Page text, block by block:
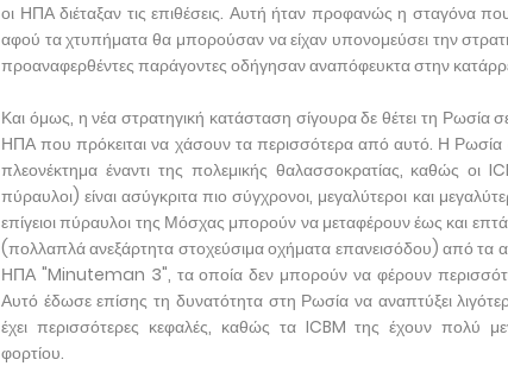
οι ΗΠΑ διέταξαν τις επιθέσεις. Αυτή ήταν προφανώς η σταγόνα
αφού τα χτυπήματα θα μπορούσαν να είχαν υπονομεύσει την
προαναφερθέντες παράγοντες οδήγησαν αναπόφευκτα στην
Και όμως, η νέα στρατηγική κατάσταση σίγουρα δε θέτει τη Ρωσία σε
ΗΠΑ που πρόκειται να χάσουν τα περισσότερα από αυτό. Η Ρωσία
πλεονέκτημα έναντι της πολεμικής θαλασσοκρατίας, καθώς οι
πύραυλοι) είναι ασύγκριτα πιο σύγχρονοι, μεγαλύτεροι και
επίγειοι πύραυλοι της Μόσχας μπορούν να μεταφέρουν έως και
(πολλαπλά ανεξάρτητα στοχεύσιμα οχήματα επανεισόδου) από τα
ΗΠΑ "Minuteman 3", τα οποία δεν μπορούν να φέρουν
Αυτό έδωσε επίσης τη δυνατότητα στη Ρωσία να αναπτύξει
έχει περισσότερες κεφαλές, καθώς τα ICBM της έχουν πολύ
φορτίου.